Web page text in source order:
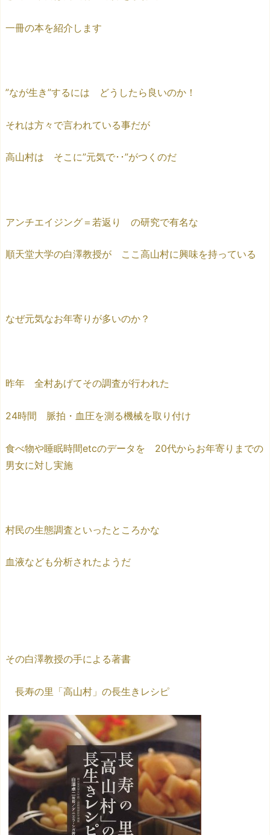
一冊の本を紹介します
”なが生き”するには どうしたら良いのか！
それは方々で言われている事だが
高山村は そこに”元気で･･”がつくのだ
アンチエイジング＝若返り の研究で有名な
順天堂大学の白澤教授が ここ高山村に興味を持っている
なぜ元気なお年寄りが多いのか？
昨年 全村あげてその調査が行われた
24時間 脈拍・血圧を測る機械を取り付け
食べ物や睡眠時間etcのデータを 20代からお年寄りまでの
男女に対し実施
村民の生態調査といったところかな
血液なども分析されたようだ
その白澤教授の手による著書
長寿の里「高山村」の長生きレシピ